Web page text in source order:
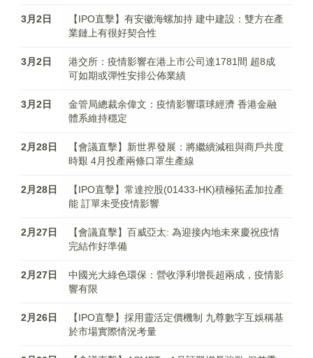
3月2日
【IPO直擊】有安徽海螺加持 建中建設：雙方在產
業鏈上有很好契合性
3月2日
港交所：疫情影響在港上市公司達1781間 超8成
可如期或彈性安排公佈業績
3月2日
金管局總裁余偉文：疫情影響環球經濟 香港金融
體系維持穩定
2月28日
【會議直擊】新世界發展：將繼續減租與商戶共度
時艱 4月投產兩條口罩生產線
2月28日
【IPO直擊】常達控股(01433-HK)積極拓孟加拉產
能 訂單未受疫情影響
2月27日
【會議直擊】百威亞太: 為迎接內地未來慶祝疫情
完結作好準備
2月27日
中國光大綠色環保：營收淨利增長超兩成，疫情影
響有限
2月26日
【IPO直擊】採用靈活定價機制 九尊數字互娛稱基
於市場實際情況考量